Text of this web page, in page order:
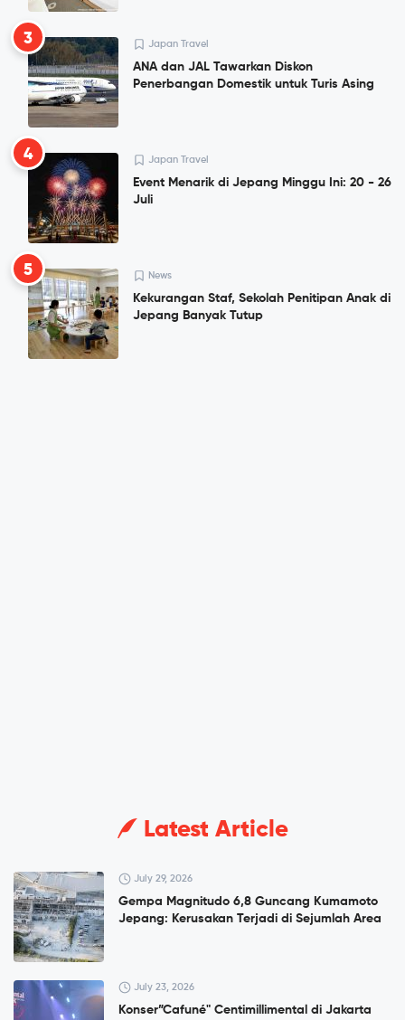
3 Japan Travel
ANA dan JAL Tawarkan Diskon
Penerbangan Domestik untuk Turis Asing
4 Japan Travel
Event Menarik di Jepang Minggu Ini: 20 - 26
Juli
5 News
Kekurangan Staf, Sekolah Penitipan Anak di
Jepang Banyak Tutup
Latest Article
July 29, 2026
Gempa Magnitudo 6,8 Guncang Kumamoto
Jepang: Kerusakan Terjadi di Sejumlah Area
July 23, 2026
Konser”Cafuné" Centimillimental di Jakarta